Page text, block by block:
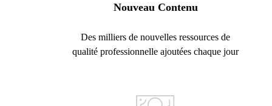
Nouveau Contenu
Des milliers de nouvelles ressources de
qualité professionnelle ajoutées chaque jour